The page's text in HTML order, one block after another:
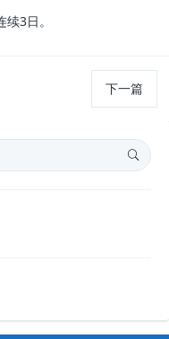
3日。
下一篇